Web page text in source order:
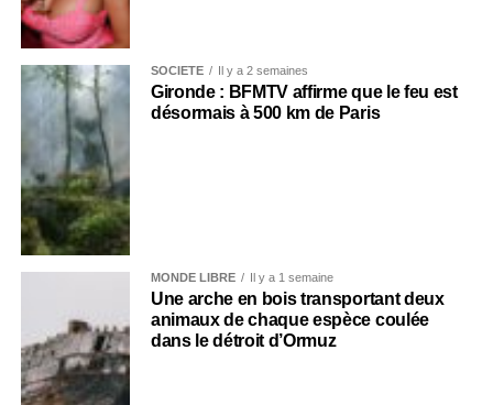
SOCIÉTÉ Il y a 2 semaines
Gironde : BFMTV affirme que le feu est
désormais à 500 km de Paris
MONDE LIBRE Il y a 1 semaine
Une arche en bois transportant deux
animaux de chaque espèce coulée
dans le détroit d’Ormuz